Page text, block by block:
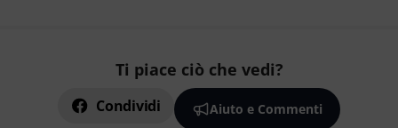
Ti piace ciò che vedi?
Condividi Aiuto e Commenti